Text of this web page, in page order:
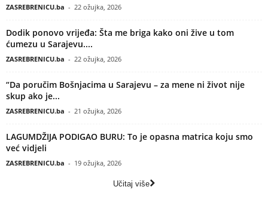
ZASREBRENICU.ba - 22 ožujka, 2026
Dodik ponovo vrijeđa: Šta me briga kako oni žive u tom
ćumezu u Sarajevu....
ZASREBRENICU.ba - 22 ožujka, 2026
“Da poručim Bošnjacima u Sarajevu – za mene ni život nije
skup ako je...
ZASREBRENICU.ba - 21 ožujka, 2026
LAGUMDŽIJA PODIGAO BURU: To je opasna matrica koju smo
već vidjeli
ZASREBRENICU.ba - 19 ožujka, 2026
Učitaj više